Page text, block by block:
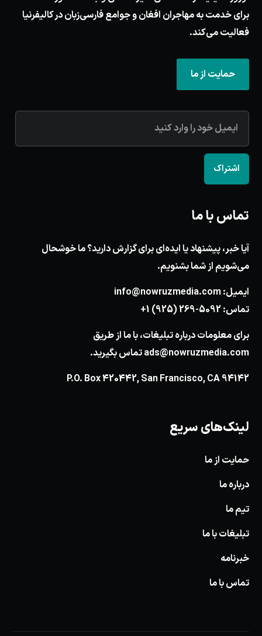
برای خدمت به مهاجران افغان و جوامع فارسی‌زبان در کالیفرنیا
فعالیت می‌کند.
حمایت از ما
اشتراک
تماس با ما
آیا خبر، پیشنهاد یا ایده‌ای برای گزارش دارید؟ ما خوشحال
می‌شویم از شما بشنویم.
ایمیل:info@nowruzmedia.com
تماس:+1 (925) 269-5092
برای معلومات درباره تبلیغات، با ما از طریق
ads@nowruzmedia.comتماس بگیرید.
P.O. Box 420442, San Francisco, CA 94142
لینک‌های سریع
حمایت از ما
درباره ما
تیم ما
تبلیغات با ما
خبرنامه
تماس با ما